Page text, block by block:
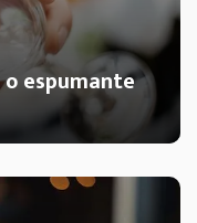
espumante